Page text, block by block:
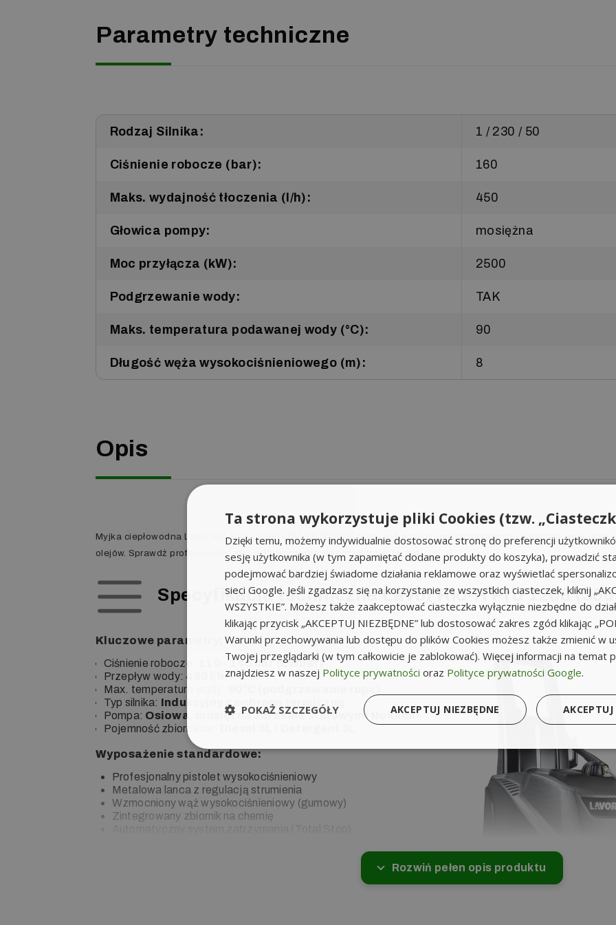
Parametry techniczne
Rodzaj Silnika: 1 / 230 / 50
Ciśnienie robocze (bar): 160
Maks. wydajność tłoczenia (l/h): 450
Głowica pompy: mosiężna
Moc przyłącza (kW): 2500
Podgrzewanie wody: TAK
Maks. temperatura podawanej wody (°C): 90
Długość węża wysokociśnieniowego (m): 8
Opis
Myjka ciepłowodna Lavor Rio-R Pro 1208 (36032-00099). Silnik indukcyjny, mosiężna pompa i podgrzewanie
olejów. Sprawdź profesjonalną moc odtłuszczania w kompaktowej formie!
Specyfikacja techniczna Lavor Rio-R Pro 1208
Kluczowe parametry:
Ciśnienie robocze:
110 - 145 bar (EWbar)
Przepływ wody: 450 l/h
Max. temperatura wody:
Typ silnika: Indukcyjny z ochroną termiczną
Pompa: Osiowa, mosiężna z trzema stalowymi tłokami
Pojemność zbiorników:
Wyposażenie standardowe:
Profesjonalny pistolet wysokociśnieniowy
Metalowa lanca z regulacją strumienia
Wzmocniony wąż wysokociśnieniowy (gumowy)
Zintegrowany zbiornik na chemię
Rozwiń pełen opis produktu
Ta strona wykorzystuje pliki Cookies (tzw.
Dzięki temu, możemy indywidualnie dostosować stronę do preferencji
sesję użytkownika (w tym zapamiętać dodane produkty do koszyka), prowadzić
podejmować bardziej świadome działania reklamowe oraz wyświetlać
sieci Google. Jeśli zgadzasz się na korzystanie ze wszystkich ciasteczek, kliknij
WSZYSTKIE”. Możesz także zaakceptować ciasteczka wyłącznie niezbędne do
klikając przycisk „AKCEPTUJ NIEZBĘDNE” lub dostosować zakres zgód klikając
Warunki przechowywania lub dostępu do plików Cookies możesz także zmienić w
Twojej przeglądarki (w tym całkowicie je zablokować). Więcej informacji na temat
znajdziesz w naszej Polityce prywatności oraz Polityce prywatności Google.
AKCEPTUJ NIEZBĘDNE
POKAŻ SZCZEGÓŁY